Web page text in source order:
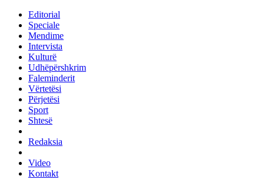
Editorial
Speciale
Mendime
Intervista
Kulturë
Udhëpërshkrim
Faleminderit
Vërtetësi
Përjetësi
Sport
Shtesë
Redaksia
Video
Kontakt